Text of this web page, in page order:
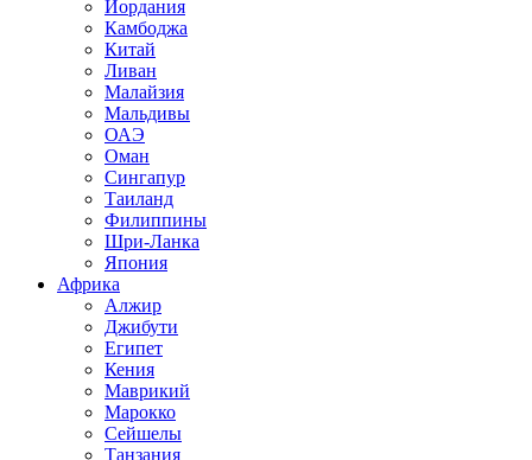
Иордания
Камбоджа
Китай
Ливан
Малайзия
Мальдивы
ОАЭ
Оман
Сингапур
Таиланд
Филиппины
Шри-Ланка
Япония
Африка
Алжир
Джибути
Египет
Кения
Маврикий
Марокко
Сейшелы
Танзания